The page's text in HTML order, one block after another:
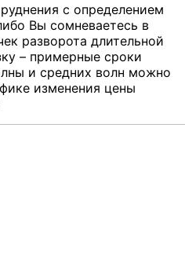
с определением
Вы сомневаетесь в
разворота длительной
– примерные сроки
и средних волн можно
изменения цены